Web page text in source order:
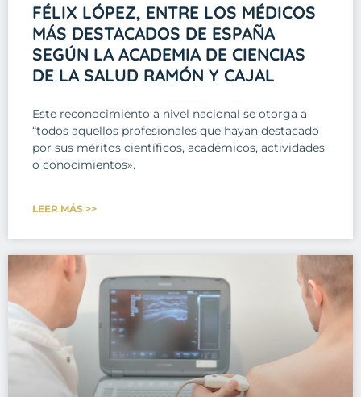
FÉLIX LÓPEZ, ENTRE LOS MÉDICOS
MÁS DESTACADOS DE ESPAÑA
SEGÚN LA ACADEMIA DE CIENCIAS
DE LA SALUD RAMÓN Y CAJAL
Este reconocimiento a nivel nacional se otorga a
“todos aquellos profesionales que hayan destacado
por sus méritos científicos, académicos, actividades
o conocimientos».
LEER MÁS >>